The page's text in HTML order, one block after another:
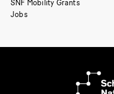
SNF Mobility Grants
Jobs